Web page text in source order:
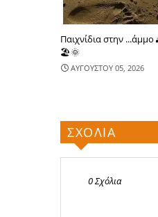
Παιχνίδια στην ...άμμο
🏖🌞
ΑΥΓΟΥΣΤΟΥ 05, 2026
ΣΧΟΛΙΑ
0 Σχόλια